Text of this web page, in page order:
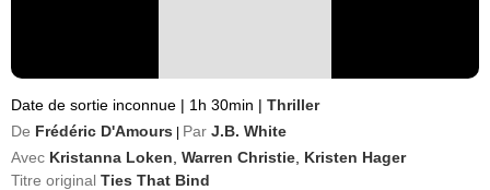
Date de sortie inconnue | 1h 30min | Thriller
De Frédéric D'Amours Par J.B. White
Avec Kristanna Loken Warren Christie Kristen Hager
Titre original Ties That Bind